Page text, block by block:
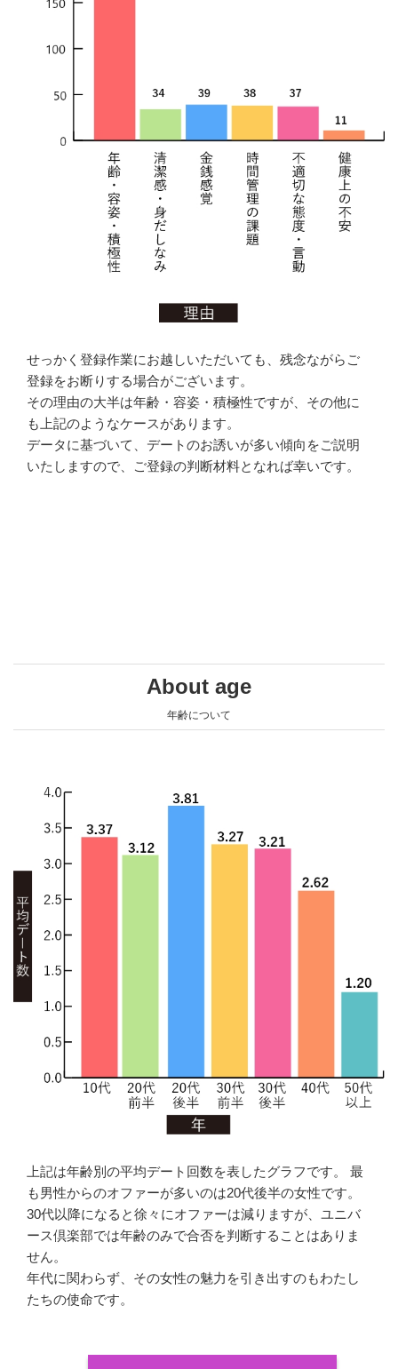
せっかく登録作業にお越しいただいても、残念ながらご
登録をお断りする場合がございます。
その理由の大半は年齢・容姿・積極性ですが、その他に
も上記のようなケースがあります。
データに基づいて、デートのお誘いが多い傾向をご説明
いたしますので、ご登録の判断材料となれば幸いです。
About age
年齢について
上記は年齢別の平均デート回数を表したグラフです。 最
も男性からのオファーが多いのは20代後半の女性です。
30代以降になると徐々にオファーは減りますが、ユニバ
ース倶楽部では年齢のみで合否を判断することはありま
せん。
年代に関わらず、その女性の魅力を引き出すのもわたし
たちの使命です。